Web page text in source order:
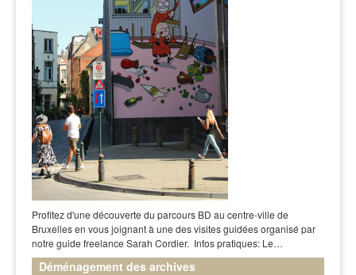
Profitez d'une découverte du parcours BD au centre-ville de
Bruxelles en vous joignant à une des visites guidées organisé par
notre guide freelance Sarah Cordier. Infos pratiques: Le…
Déménagement des archives